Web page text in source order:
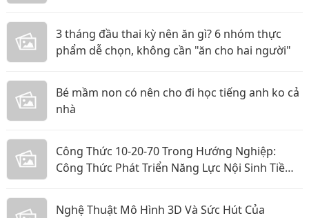
3 tháng đầu thai kỳ nên ăn gì? 6 nhóm thực
phẩm dễ chọn, không cần "ăn cho hai người"
Bé mầm non có nên cho đi học tiếng anh ko cả
nhà
Công Thức 10-20-70 Trong Hướng Nghiệp:
Công Thức Phát Triển Năng Lực Nội Sinh Tiềm
Nghệ Thuật Mô Hình 3D Và Sức Hút Của